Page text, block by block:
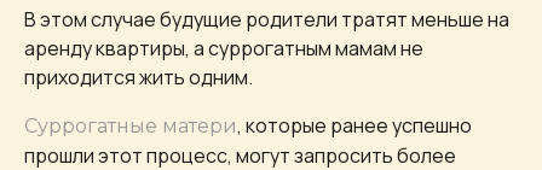
В этом случае будущие родители тратят меньше на
аренду квартиры, а суррогатным мамам не
приходится жить одним.
Суррогатные матери, которые ранее успешно
прошли этот процесс, могут запросить более